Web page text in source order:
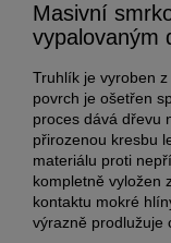
Masivní
vypalovaným
Truhlík je vyroben
povrch je ošetřen
proces dává dřevu
přirozenou kresbu
materiálu proti
kompletně vyložen
kontaktu mokré
výrazně prodlužuje